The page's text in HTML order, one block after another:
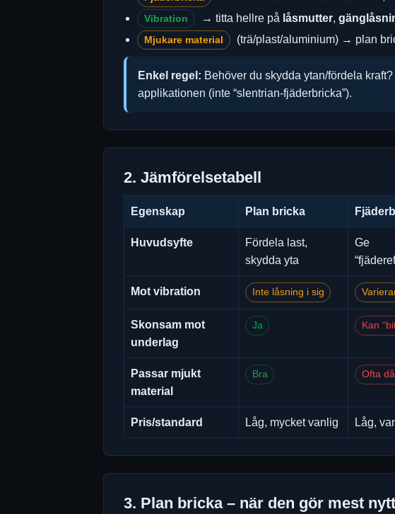
Vibration → titta hellre på låsmutter,
Mjukare material (trä/plast/aluminium) → plan
Enkel regel: Behöver du skydda ytan/fördela
applikationen (inte “slentrian-fjäderbricka”).
2. Jämförelsetabell
Egenskap Plan bricka
Huvudsyfte
Fördela last,
skydda yta
Ge
Mot vibration Inte låsning i sig
Skonsam mot
underlag
Ja Kan
Passar mjukt
material
Bra Ofta
Pris/standard Låg, mycket vanlig Låg,
3. Plan bricka – när den gör mest